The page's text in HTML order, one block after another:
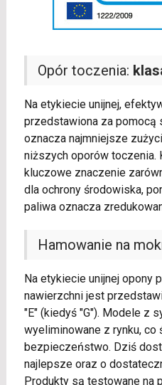
Opór toczenia:
Na etykiecie unijnej,
przedstawiona za pomocą
oznacza najmniejsze
niższych oporów toczenia.
kluczowe znaczenie
dla ochrony środowiska,
paliwa oznacza
Hamowanie na
Na etykiecie unijnej opony
nawierzchni jest
"E" (kiedyś "G"). Modele z
wyeliminowane z rynku, co
bezpieczeństwo. Dziś
najlepsze oraz o
Produkty są testowane na